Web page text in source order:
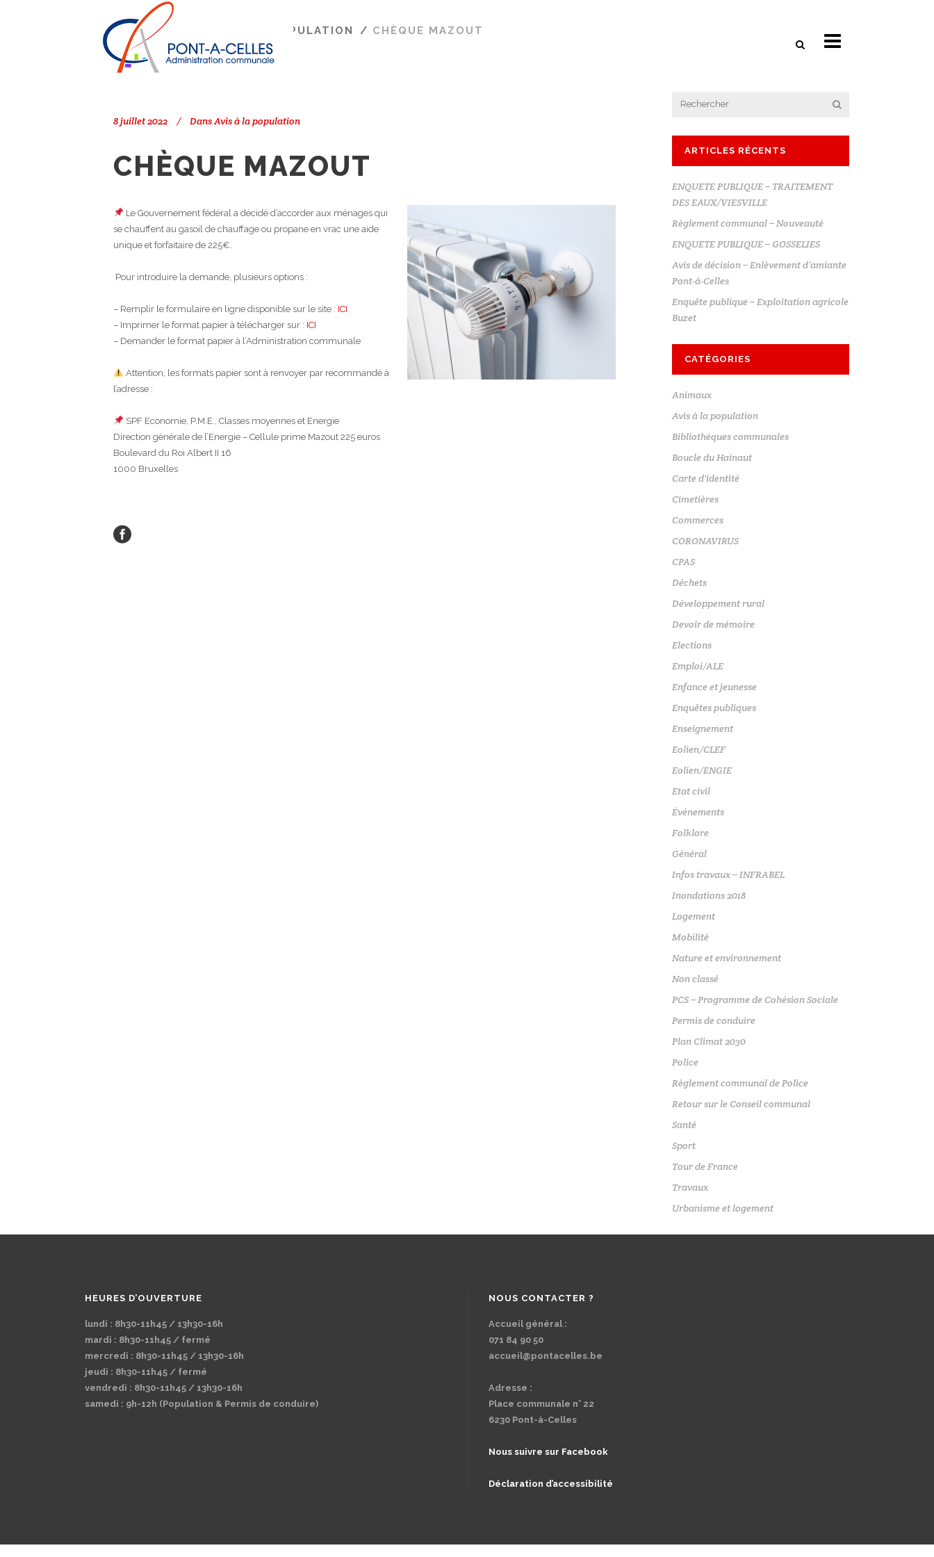
PONT-À-CELLES AVIS À LA POPULATION / CHÈQUE MAZOUT
8 juillet 2022 DansAvis à la population
CHÈQUE MAZOUT
Le Gouvernement fédéral a décidé d’accorder aux ménages qui
se chauffent au gasoil de chauffage ou propane en vrac une aide
unique et forfaitaire de 225€.
Pour introduire la demande, plusieurs options :
– Remplir le formulaire en ligne disponible sur le site : ICI
– Imprimer le format papier à télécharger sur : ICI
– Demander le format papier à l’Administration communale
Attention, les formats papier sont à renvoyer par recommandé à
l’adresse :
SPF Economie, P.M.E., Classes moyennes et Energie
Direction générale de l’Energie – Cellule prime Mazout 225 euros
Boulevard du Roi Albert II 16
1000 Bruxelles
ARTICLES RÉCENTS
ENQUETE PUBLIQUE – TRAITEMENT
DES EAUX/VIESVILLE
Règlement communal – Nouveauté
ENQUETE PUBLIQUE – GOSSELIES
Avis de décision – Enlèvement d’amiante
Pont-à-Celles
Enquête publique – Exploitation agricole
Buzet
CATÉGORIES
Animaux
Avis à la population
Bibliothèques communales
Boucle du Hainaut
Carte d'identité
Cimetières
Commerces
CORONAVIRUS
CPAS
Déchets
Développement rural
Devoir de mémoire
Elections
Emploi/ALE
Enfance et jeunesse
Enquêtes publiques
Enseignement
Eolien/CLEF
Eolien/ENGIE
Etat civil
Événements
Folklore
Général
Infos travaux – INFRABEL
Inondations 2018
Logement
Mobilité
Nature et environnement
Non classé
PCS – Programme de Cohésion Sociale
Permis de conduire
Plan Climat 2030
Police
Règlement communal de Police
Retour sur le Conseil communal
Santé
Sport
Tour de France
Travaux
Urbanisme et logement
HEURES D’OUVERTURE
lundi : 8h30-11h45 / 13h30-16h
mardi : 8h30-11h45 / fermé
mercredi : 8h30-11h45 / 13h30-16h
jeudi : 8h30-11h45 / fermé
vendredi : 8h30-11h45 / 13h30-16h
samedi : 9h-12h (Population & Permis de conduire)
NOUS CONTACTER ?
Accueil général :
071 84 90 50
accueil@pontacelles.be
Adresse :
Place communale n° 22
6230 Pont-à-Celles
Nous suivre sur Facebook
Déclaration d’accessibilité